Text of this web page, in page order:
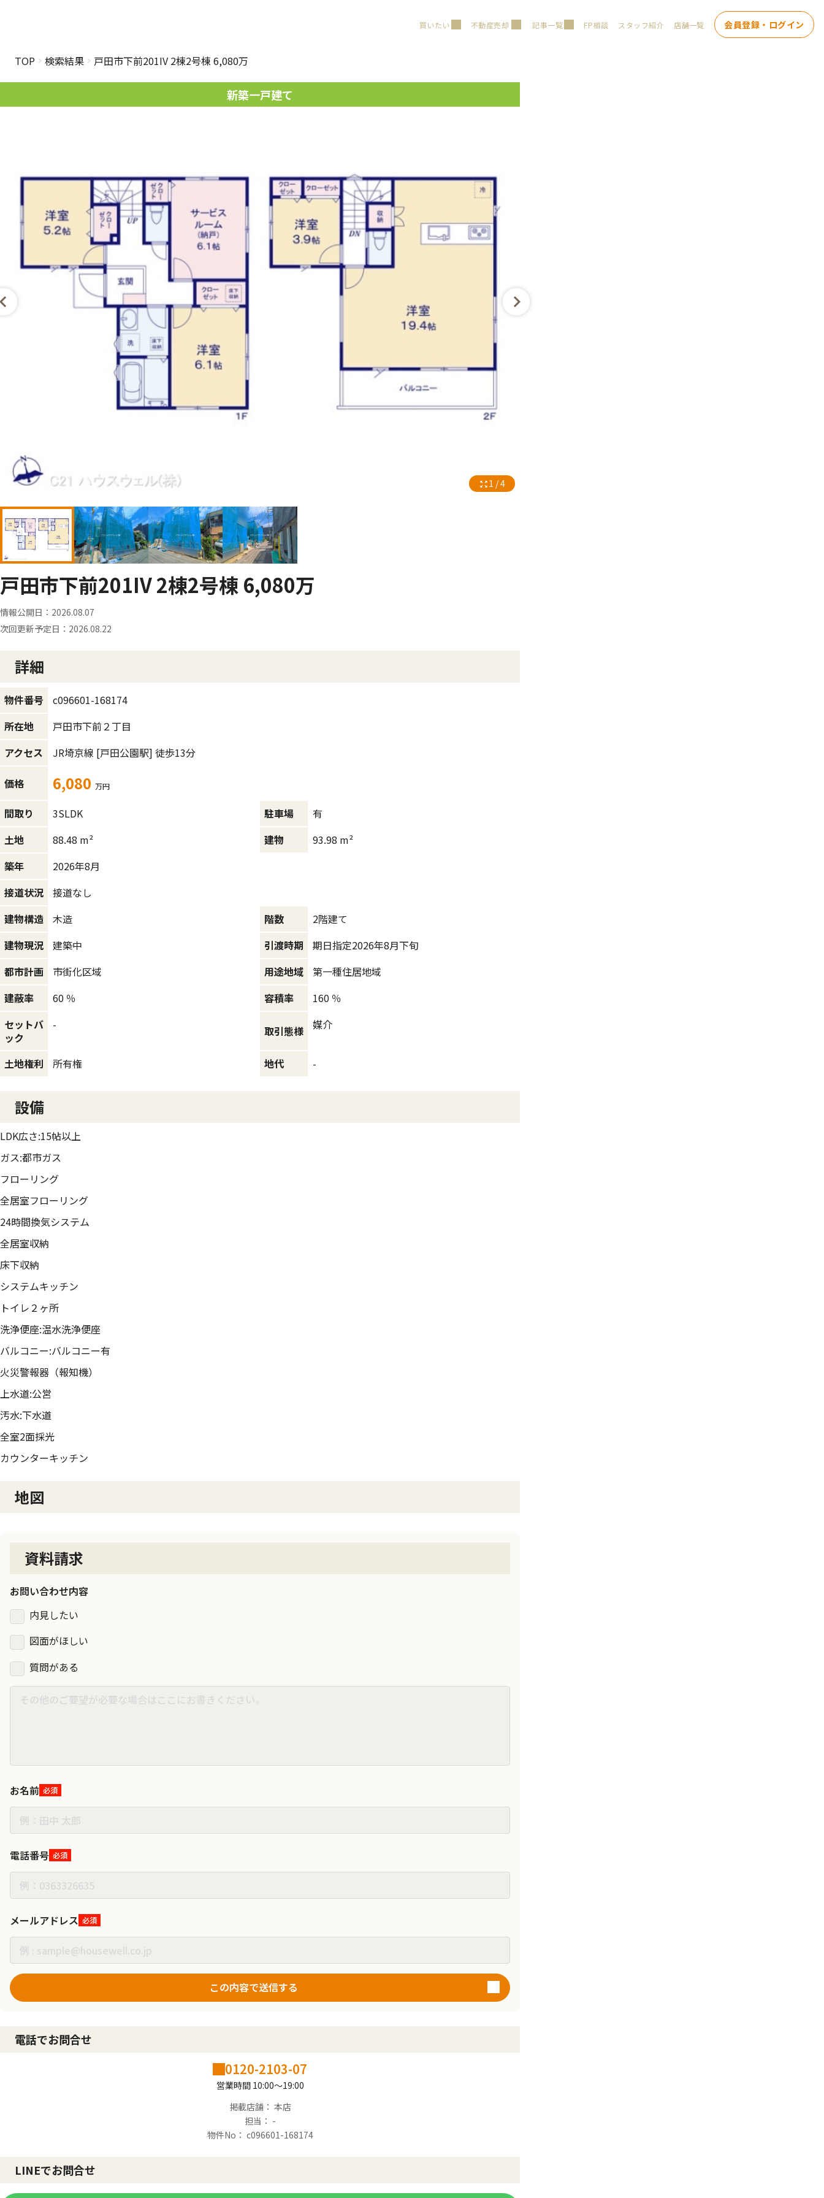
買いたい 不動産売却 記事一覧 FP相談 スタッフ紹介 店舗一覧 会員登録・ログイン
TOP 検索結果 戸田市下前201IV 2棟2号棟 6,080万
戸田市下前201IV 2棟2号棟 6,080万
情報公開日： 2026.08.07
次回更新予定日： 2026.08.22
新築一戸建て
1 / 4
詳細
物件番号
c096601-168174
所在地
戸田市下前２丁目
アクセス
JR埼京線 [戸田公園駅] 徒歩13分
価格 6,080 万円
間取り 3SLDK 駐車場
有
土地
88.48 m² 建物
93.98 m²
築年
2026年8月
接道状況
接道なし
建物構造
木造 階数
2階建て
建物現況
建築中 引渡時期
期日指定2026年8月下旬
都市計画
市街化区域 用途地域
第一種住居地域
建蔽率
60 ％ 容積率
160 ％
セットバ
ック
- 取引態様 媒介
土地権利 所有権 地代 -
設備
LDK広さ:15帖以上
ガス:都市ガス
フローリング
全居室フローリング
24時間換気システム
全居室収納
床下収納
システムキッチン
トイレ２ヶ所
洗浄便座:温水洗浄便座
バルコニー:バルコニー有
火災警報器（報知機）
上水道:公営
汚水:下水道
全室2面採光
カウンターキッチン
地図
資料請求
お問い合わせ内容
内見したい
図面がほしい
質問がある
お名前 必須
電話番号 必須
メールアドレス 必須
この内容で送信する
電話でお問合せ
0120-2103-07
営業時間 10:00～19:00
掲載店舗： 本店
担当： -
物件No： c096601-168174
LINEでお問合せ